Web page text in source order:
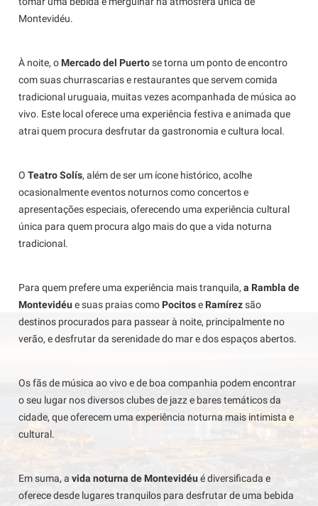
Montevidéu.
À noite, o Mercado del Puertose torna um ponto de encontro
com suas churrascarias e restaurantes que servem comida
tradicional uruguaia, muitas vezes acompanhada de música ao
vivo. Este local oferece uma experiência festiva e animada que
atrai quem procura desfrutar da gastronomia e cultura local.
O Teatro Solís, além de ser um ícone histórico, acolhe
ocasionalmente eventos noturnos como concertos e
apresentações especiais, oferecendo uma experiência cultural
única para quem procura algo mais do que a vida noturna
tradicional.
Para quem prefere uma experiência mais tranquila, a Rambla de
Montevidéu e suas praias como Pocitose Ramírezsão
destinos procurados para passear à noite, principalmente no
verão, e desfrutar da serenidade do mar e dos espaços abertos.
Os fãs de música ao vivo e de boa companhia podem encontrar
o seu lugar nos diversos clubes de jazz e bares temáticos da
cidade, que oferecem uma experiência noturna mais intimista e
cultural.
Em suma, a vida noturna de Montevidéué diversificada e
oferece desde lugares tranquilos para desfrutar de uma bebida